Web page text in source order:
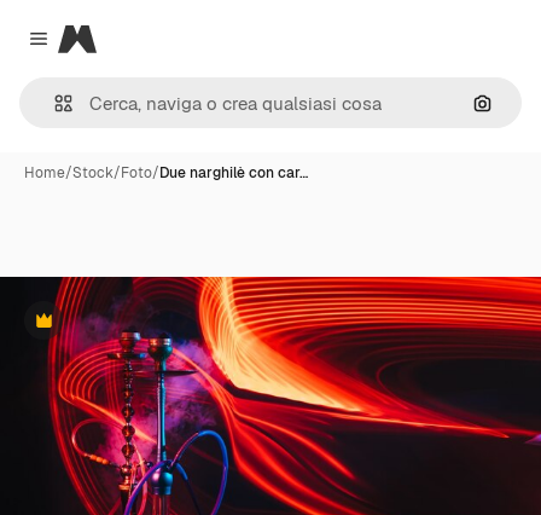
Close menu
Magnific
Cerca
Home/Stock/Foto/Due narghilè con car…
Premium